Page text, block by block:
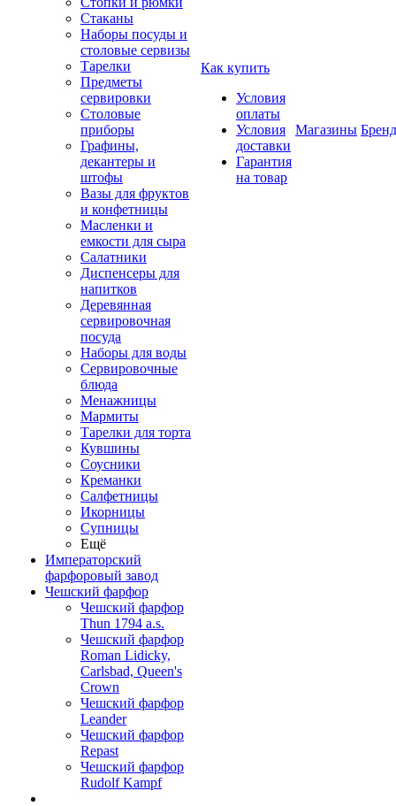
Стаканы
Наборы посуды и
столовые сервизы
Тарелки
Предметы
сервировки
Столовые
приборы
Графины,
декантеры и
штофы
Вазы для фруктов
и конфетницы
Масленки и
емкости для сыра
Салатники
Диспенсеры для
напитков
Деревянная
сервировочная
посуда
Наборы для воды
Сервировочные
блюда
Менажницы
Мармиты
Тарелки для торта
Кувшины
Соусники
Креманки
Салфетницы
Икорницы
Супницы
Ещё
Императорский
фарфоровый завод
Чешский фарфор
Чешский фарфор
Thun 1794 a.s.
Чешский фарфор
Roman Lidicky,
Carlsbad, Queen's
Crown
Чешский фарфор
Leander
Чешский фарфор
Repast
Чешский фарфор
Rudolf Kampf
Как купить
Условия
оплаты
Условия
доставки
Гарантия
на товар
Магазины